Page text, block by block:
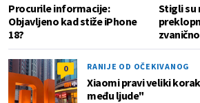
Procurile informacije:
Objavljeno kad stiže iPhone
18?
Stigli su
0 RANIJE OD OČEKIVANOG
Xiaomi pravi veliki
među ljude"